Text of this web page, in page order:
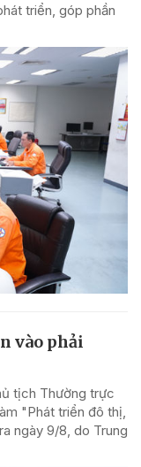
triển, góp phần
vào phải
tịch Thường trực
"Phát triển đô thị,
ngày 9/8, do Trung